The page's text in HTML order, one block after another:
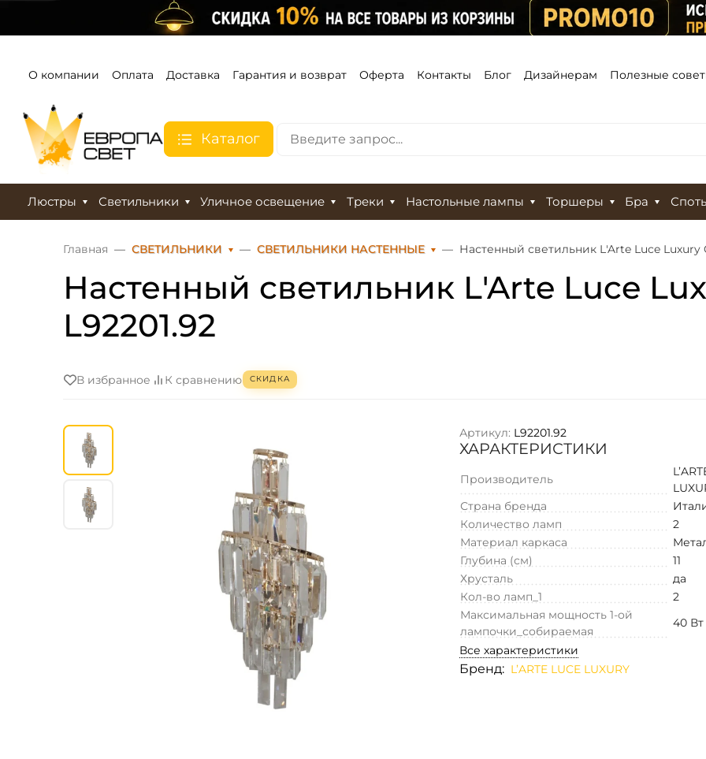
О компании Оплата Доставка Гарантия и возврат Оферта Контакты Блог Дизайнерам Полезные
Каталог
Люстры Светильники Уличное освещение Треки Настольные лампы Торшеры Бра
Главная СВЕТИЛЬНИКИ СВЕТИЛЬНИКИ НАСТЕННЫЕ Настенный светильник L'Arte Luce Luxury
Настенный светильник L'Arte Luce
L92201.92
В избранное К сравнению СКИДКА
Артикул: L92201.92
ХАРАКТЕРИСТИКИ
Производитель
Страна бренда
Количество ламп
2
Материал каркаса
Глубина (см)
11
Хрусталь
да
Кол-во ламп_1
2
Максимальная мощность 1-ой
лампочки_собираемая
40 Вт
Все характеристики
Бренд: L’ARTE LUCE LUXURY